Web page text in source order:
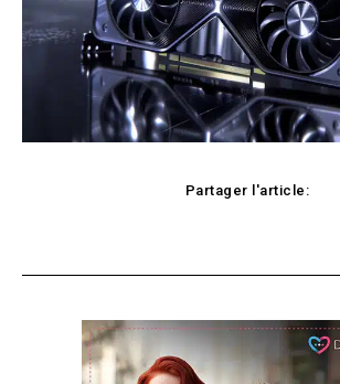
Partager l'article: